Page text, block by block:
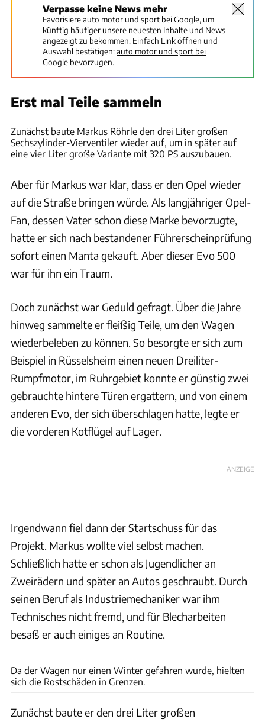
Verpasse keine News mehr
Favorisiere auto motor und sport bei Google, um
künftig häufiger unsere neuesten Inhalte und News
angezeigt zu bekommen. Einfach Link öffnen und
Auswahl bestätigen:auto motor und sport bei
Google bevorzugen.
Erst mal Teile sammeln
Zunächst baute Markus Röhrle den drei Liter großen
Sechszylinder-Vierventiler wieder auf, um in später auf
eine vier Liter große Variante mit 320 PS auszubauen.
Aber für Markus war klar, dass er den Opel wieder
auf die Straße bringen würde. Als langjähriger Opel-
Fan, dessen Vater schon diese Marke bevorzugte,
hatte er sich nach bestandener Führerscheinprüfung
sofort einen Manta gekauft. Aber dieser Evo 500
war für ihn ein Traum.
Doch zunächst war Geduld gefragt. Über die Jahre
hinweg sammelte er fleißig Teile, um den Wagen
wiederbeleben zu können. So besorgte er sich zum
Beispiel in Rüsselsheim einen neuen Dreiliter-
Rumpfmotor, im Ruhrgebiet konnte er günstig zwei
gebrauchte hintere Türen ergattern, und von einem
anderen Evo, der sich überschlagen hatte, legte er
die vorderen Kotflügel auf Lager.
ANZEIGE
Irgendwann fiel dann der Startschuss für das
Projekt. Markus wollte viel selbst machen.
Schließlich hatte er schon als Jugendlicher an
Zweirädern und später an Autos geschraubt. Durch
seinen Beruf als Industriemechaniker war ihm
Technisches nicht fremd, und für Blecharbeiten
besaß er auch einiges an Routine.
Da der Wagen nur einen Winter gefahren wurde, hielten
sich die Rostschäden in Grenzen.
Zunächst baute er den drei Liter großen